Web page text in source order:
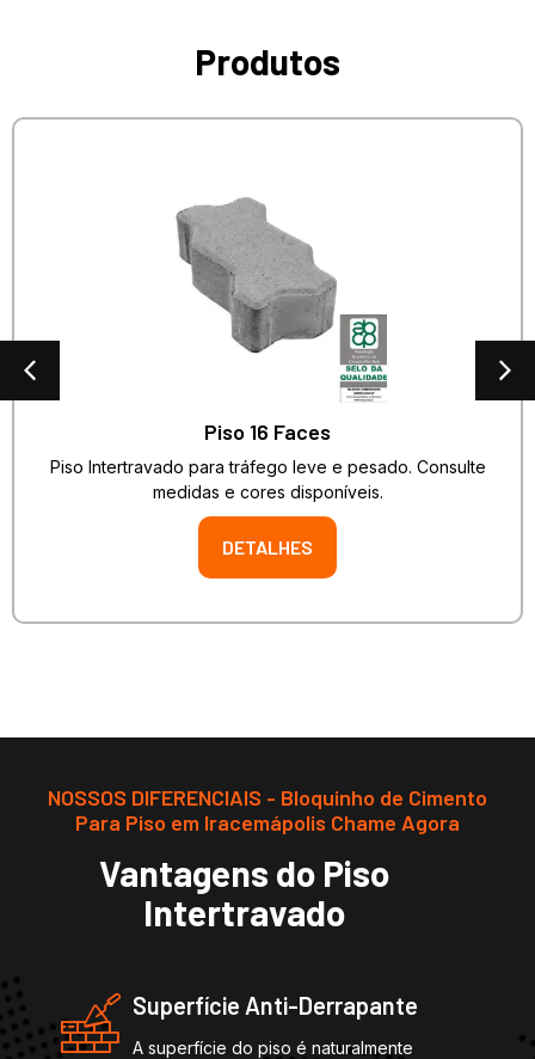
Produtos
Piso 16 Faces
Piso Intertravado para tráfego leve e pesado. Consulte
medidas e cores disponíveis.
DETALHES
NOSSOS DIFERENCIAIS - Bloquinho de Cimento
Para Piso em Iracemápolis Chame Agora
Vantagens do Piso
Intertravado
Superfície Anti-Derrapante
A superfície do piso é naturalmente